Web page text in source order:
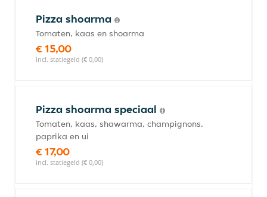
Pizza shoarma
Tomaten, kaas en shoarma
€ 15,00
incl. statiegeld (€ 0,00)
Pizza shoarma speciaal
Tomaten, kaas, shawarma, champignons,
paprika en ui
€ 17,00
incl. statiegeld (€ 0,00)